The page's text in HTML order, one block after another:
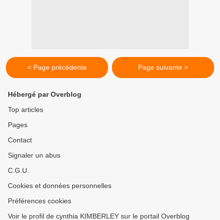
< Page précédente Page suivante >
Hébergé par Overblog
Top articles
Pages
Contact
Signaler un abus
C.G.U.
Cookies et données personnelles
Préférences cookies
Voir le profil de cynthia KIMBERLEY sur le portail Overblog